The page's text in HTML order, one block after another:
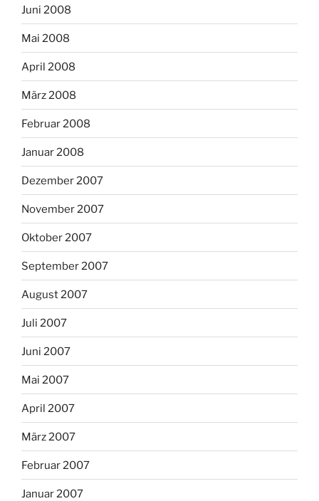
Juni 2008
Mai 2008
April 2008
März 2008
Februar 2008
Januar 2008
Dezember 2007
November 2007
Oktober 2007
September 2007
August 2007
Juli 2007
Juni 2007
Mai 2007
April 2007
März 2007
Februar 2007
Januar 2007